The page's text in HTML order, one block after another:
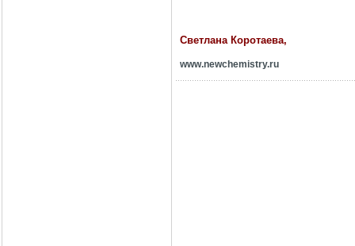
Светлана Коротаева,
www.newchemistry.ru